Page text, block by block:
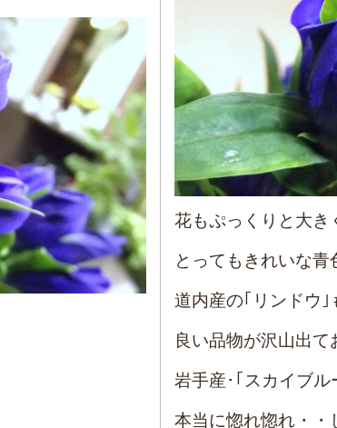
花もぷっくりと大き
とってもきれいな青
道内産の｢リンドウ｣
良い品物が沢山出て
岩手産･｢スカイブル
本当に惚れ惚れ・・